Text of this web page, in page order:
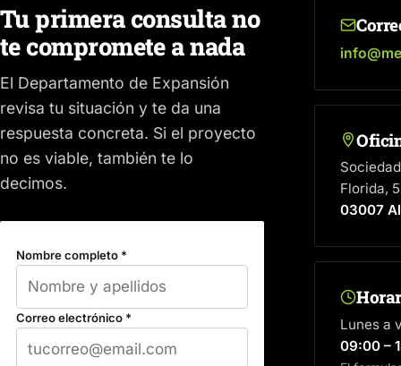
Tu primera consulta no
te compromete a nada
El Departamento de Expansión
revisa tu situación y te da una
respuesta concreta. Si el proyecto
no es viable, también te lo
decimos.
Nombre completo *
Correo electrónico *
Florida,
03007
Lunes a
09:00 –